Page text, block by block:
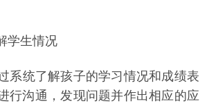
生情况
统了解孩子的学习情况和成绩表
行沟通，发现问题并作出相应的应